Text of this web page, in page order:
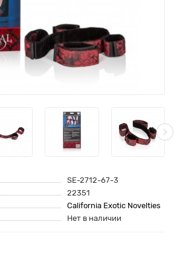
SE-2712-67-3
22351
California Exotic Novelties
Нет в наличии